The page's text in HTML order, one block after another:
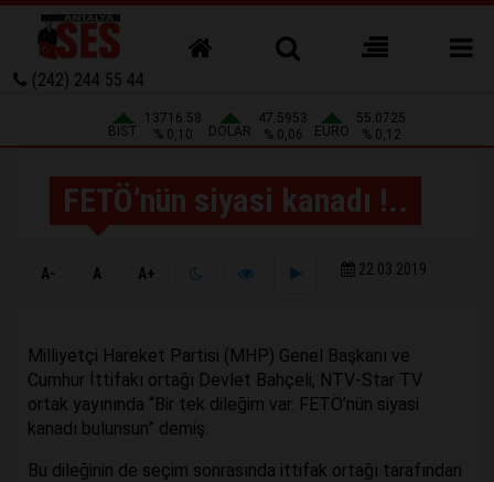
(242) 244 55 44
BIST
13716.58
% 0,10
DOLAR
47.5953
% 0,06
EURO
55.0725
% 0,12
FETÖ’nün siyasi kanadı !..
A- A A+ 22.03.2019
Milliyetçi Hareket Partisi (MHP) Genel Başkanı ve
Cumhur İttifakı ortağı Devlet Bahçeli, NTV-Star TV
ortak yayınında “Bir tek dileğim var. FETÖ’nün siyasi
kanadı bulunsun” demiş.
Bu dileğinin de seçim sonrasında ittifak ortağı tarafından